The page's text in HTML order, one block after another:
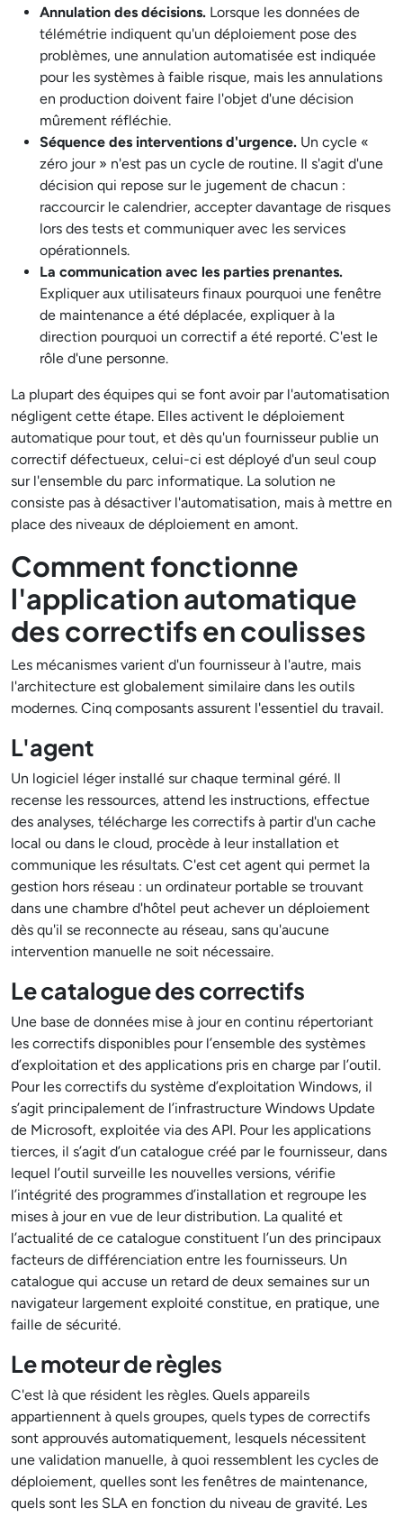
Annulation des décisions. Lorsque les données de
télémétrie indiquent qu'un déploiement pose des
problèmes, une annulation automatisée est indiquée
pour les systèmes à faible risque, mais les annulations
en production doivent faire l'objet d'une décision
mûrement réfléchie.
Séquence des interventions d'urgence. Un cycle «
zéro jour » n'est pas un cycle de routine. Il s'agit d'une
décision qui repose sur le jugement de chacun :
raccourcir le calendrier, accepter davantage de risques
lors des tests et communiquer avec les services
opérationnels.
La communication avec les parties prenantes.
Expliquer aux utilisateurs finaux pourquoi une fenêtre
de maintenance a été déplacée, expliquer à la
direction pourquoi un correctif a été reporté. C'est le
rôle d'une personne.
La plupart des équipes qui se font avoir par l'automatisation
négligent cette étape. Elles activent le déploiement
automatique pour tout, et dès qu'un fournisseur publie un
correctif défectueux, celui-ci est déployé d'un seul coup
sur l'ensemble du parc informatique. La solution ne
consiste pas à désactiver l'automatisation, mais à mettre en
place des niveaux de déploiement en amont.
Comment fonctionne
l'application automatique
des correctifs en coulisses
Les mécanismes varient d'un fournisseur à l'autre, mais
l'architecture est globalement similaire dans les outils
modernes. Cinq composants assurent l'essentiel du travail.
L'agent
Un logiciel léger installé sur chaque terminal géré. Il
recense les ressources, attend les instructions, effectue
des analyses, télécharge les correctifs à partir d'un cache
local ou dans le cloud, procède à leur installation et
communique les résultats. C'est cet agent qui permet la
gestion hors réseau : un ordinateur portable se trouvant
dans une chambre d'hôtel peut achever un déploiement
dès qu'il se reconnecte au réseau, sans qu'aucune
intervention manuelle ne soit nécessaire.
Le catalogue des correctifs
Une base de données mise à jour en continu répertoriant
les correctifs disponibles pour l’ensemble des systèmes
d’exploitation et des applications pris en charge par l’outil.
Pour les correctifs du système d’exploitation Windows, il
s’agit principalement de l’infrastructure Windows Update
de Microsoft, exploitée via des API. Pour les applications
tierces, il s’agit d’un catalogue créé par le fournisseur, dans
lequel l’outil surveille les nouvelles versions, vérifie
l’intégrité des programmes d’installation et regroupe les
mises à jour en vue de leur distribution. La qualité et
l’actualité de ce catalogue constituent l’un des principaux
facteurs de différenciation entre les fournisseurs. Un
catalogue qui accuse un retard de deux semaines sur un
navigateur largement exploité constitue, en pratique, une
faille de sécurité.
Le moteur de règles
C'est là que résident les règles. Quels appareils
appartiennent à quels groupes, quels types de correctifs
sont approuvés automatiquement, lesquels nécessitent
une validation manuelle, à quoi ressemblent les cycles de
déploiement, quelles sont les fenêtres de maintenance,
quels sont les SLA en fonction du niveau de gravité. Les